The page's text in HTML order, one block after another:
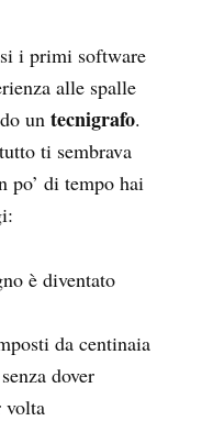
i primi software
alle spalle
un tecnigrafo.
ti sembrava
po’ di tempo hai
è diventato
da centinaia
dover
volta